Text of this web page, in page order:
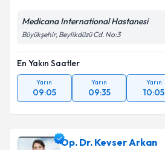
Medicana International Hastanesi
Büyükşehir, Beylikdüzü Cd. No:3
En Yakın Saatler
Yarın
09:05
Yarın
09:35
Yarın
10:05
Op. Dr. Kevser Arkan